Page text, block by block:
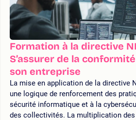
Formation à la directive
S’assurer de la
son entreprise
La mise en application de la directive
une logique de renforcement des
sécurité informatique et à la
des collectivités. La multiplication